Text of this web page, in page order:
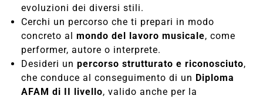
evoluzioni dei diversi stili.
Cerchi un percorso che ti prepari in modo
concreto al mondo del lavoro musicale, come
performer, autore o interprete.
Desideri un percorso strutturato e riconosciuto,
che conduce al conseguimento di un Diploma
AFAM di II livello, valido anche per la